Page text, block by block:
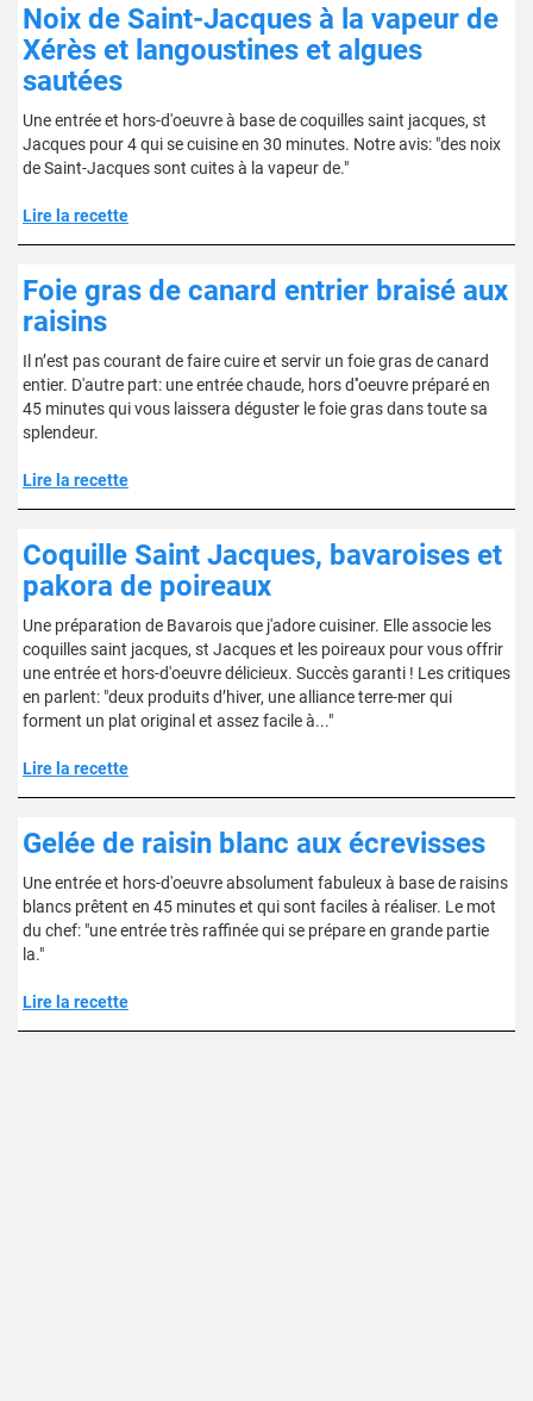
Noix de Saint-Jacques à la vapeur de
Xérès et langoustines et algues
sautées
Une entrée et hors-d'oeuvre à base de coquilles saint jacques, st
Jacques pour 4 qui se cuisine en 30 minutes. Notre avis: "des noix
de Saint-Jacques sont cuites à la vapeur de."
Lire la recette
Foie gras de canard entrier braisé aux
raisins
Il n’est pas courant de faire cuire et servir un foie gras de canard
entier. D'autre part: une entrée chaude, hors d''oeuvre préparé en
45 minutes qui vous laissera déguster le foie gras dans toute sa
splendeur.
Lire la recette
Coquille Saint Jacques, bavaroises et
pakora de poireaux
Une préparation de Bavarois que j'adore cuisiner. Elle associe les
coquilles saint jacques, st Jacques et les poireaux pour vous offrir
une entrée et hors-d'oeuvre délicieux. Succès garanti ! Les critiques
en parlent: "deux produits d’hiver, une alliance terre-mer qui
forment un plat original et assez facile à..."
Lire la recette
Gelée de raisin blanc aux écrevisses
Une entrée et hors-d'oeuvre absolument fabuleux à base de raisins
blancs prêtent en 45 minutes et qui sont faciles à réaliser. Le mot
du chef: "une entrée très raffinée qui se prépare en grande partie
la."
Lire la recette